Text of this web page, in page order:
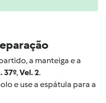
a manteiga e a
37º,Vel. 2.
e use a espátula para a